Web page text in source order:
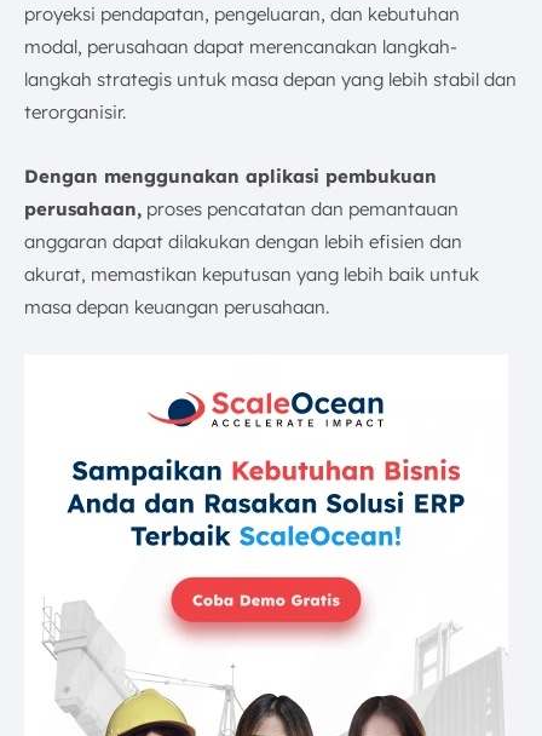
proyeksi pendapatan, pengeluaran, dan kebutuhan
modal, perusahaan dapat merencanakan langkah-
langkah strategis untuk masa depan yang lebih stabil dan
terorganisir.
Dengan menggunakan aplikasi pembukuan
perusahaan, proses pencatatan dan pemantauan
anggaran dapat dilakukan dengan lebih efisien dan
akurat, memastikan keputusan yang lebih baik untuk
masa depan keuangan perusahaan.